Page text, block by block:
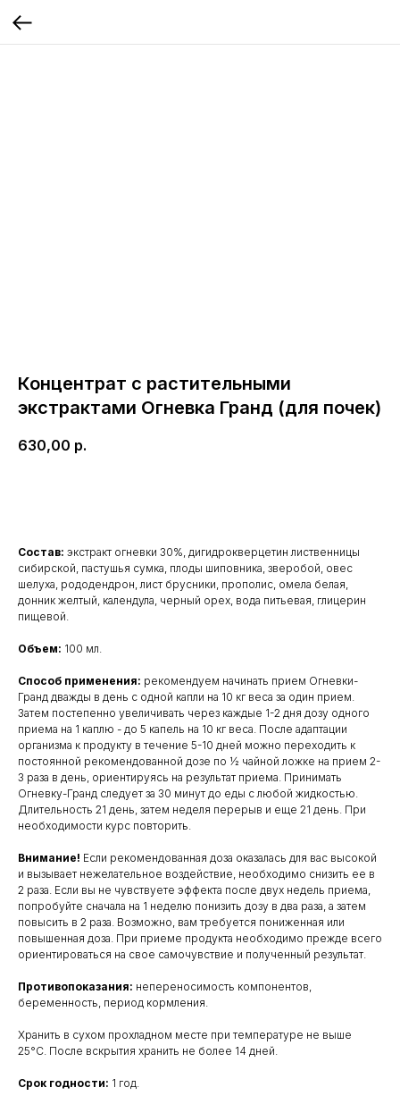
Концентрат с растительными
экстрактами Огневка Гранд (для почек)
630,00 р.
Состав: экстракт огневки 30%, дигидрокверцетин лиственницы
сибирской, пастушья сумка, плоды шиповника, зверобой, овес
шелуха, рододендрон, лист брусники, прополис, омела белая,
донник желтый, календула, черный орех, вода питьевая, глицерин
пищевой.
Объем: 100 мл.
Способ применения: рекомендуем начинать прием Огневки-
Гранд дважды в день с одной капли на 10 кг веса за один прием.
Затем постепенно увеличивать через каждые 1-2 дня дозу одного
приема на 1 каплю - до 5 капель на 10 кг веса. После адаптации
организма к продукту в течение 5-10 дней можно переходить к
постоянной рекомендованной дозе по ½ чайной ложке на прием 2-
3 раза в день, ориентируясь на результат приема. Принимать
Огневку-Гранд следует за 30 минут до еды с любой жидкостью.
Длительность 21 день, затем неделя перерыв и еще 21 день. При
необходимости курс повторить.
Внимание! Если рекомендованная доза оказалась для вас высокой
и вызывает нежелательное воздействие, необходимо снизить ее в
2 раза. Если вы не чувствуете эффекта после двух недель приема,
попробуйте сначала на 1 неделю понизить дозу в два раза, а затем
повысить в 2 раза. Возможно, вам требуется пониженная или
повышенная доза. При приеме продукта необходимо прежде всего
ориентироваться на свое самочувствие и полученный результат.
Противопоказания: непереносимость компонентов,
беременность, период кормления.
Хранить в сухом прохладном месте при температуре не выше
25°С. После вскрытия хранить не более 14 дней.
Срок годности: 1 год.